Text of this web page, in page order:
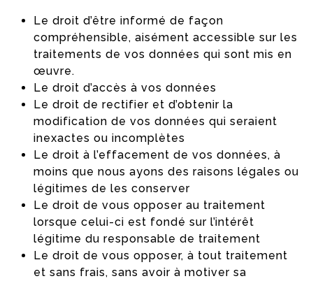
Le droit d’être informé de façon
compréhensible, aisément accessible sur les
traitements de vos données qui sont mis en
œuvre.
Le droit d’accès à vos données
Le droit de rectifier et d’obtenir la
modification de vos données qui seraient
inexactes ou incomplètes
Le droit à l’effacement de vos données, à
moins que nous ayons des raisons légales ou
légitimes de les conserver
Le droit de vous opposer au traitement
lorsque celui-ci est fondé sur l’intérêt
légitime du responsable de traitement
Le droit de vous opposer, à tout traitement
et sans frais, sans avoir à motiver sa